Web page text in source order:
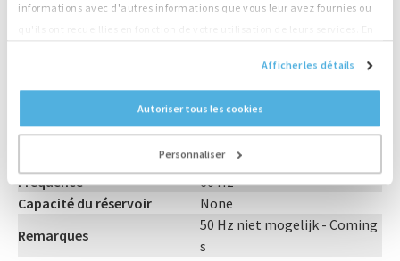
informations avec d'autres informations que vous leur avez fournies ou
Afficher les détails
Autoriser tous les cookies
Personnaliser
Moteur
Mitsubishi
Année de construction
2014
Heures de fonctionnement
0 heure
Dimensions
590x223x255 cm
254/440 V
Fréquence
60 Hz
Capacité du réservoir
None
Remarques
50 Hz niet mogelijk - Coming
s